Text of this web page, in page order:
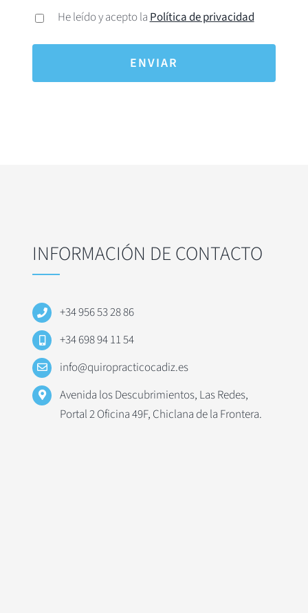
He leído y acepto laPolítica de privacidad
INFORMACIÓN DE CONTACTO
+34 956 53 28 86
+34 698 94 11 54
info@quiropracticocadiz.es
Avenida los Descubrimientos, Las Redes,
Portal 2 Oficina 49F, Chiclana de la Frontera.